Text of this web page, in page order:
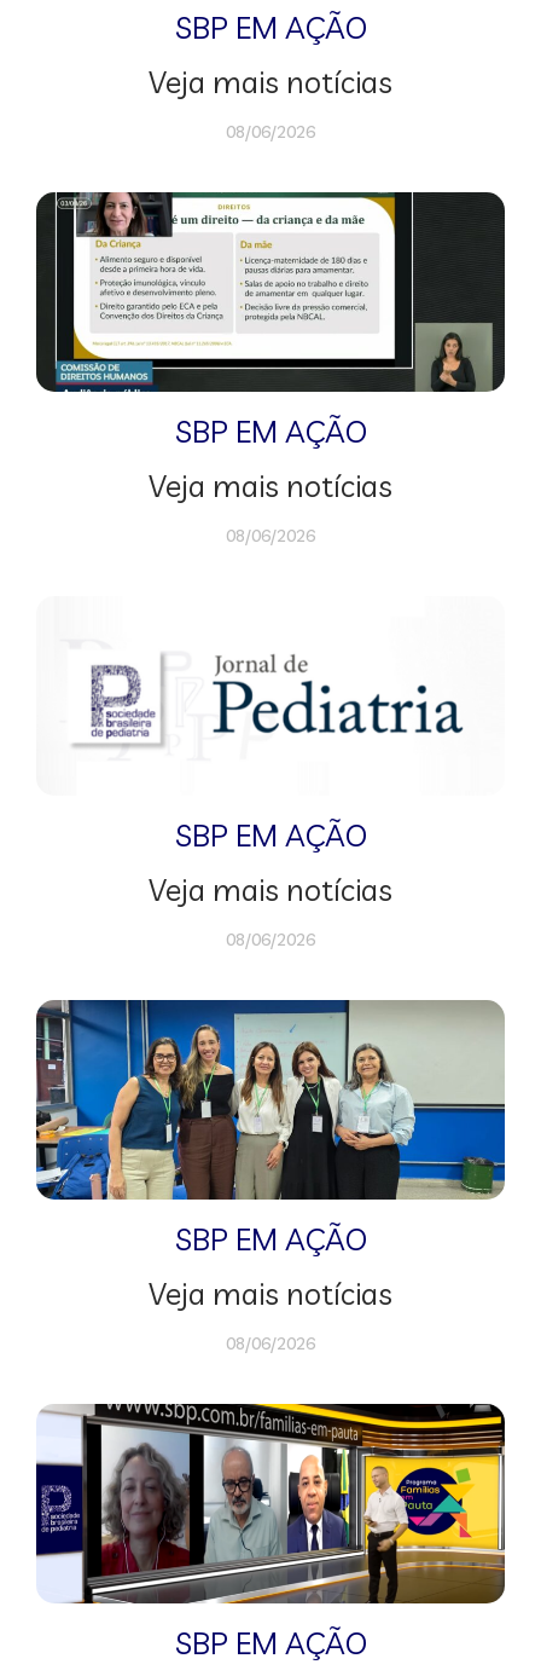
SBP EM AÇÃO
Veja mais notícias
08/06/2026
SBP EM AÇÃO
Veja mais notícias
08/06/2026
SBP EM AÇÃO
Veja mais notícias
08/06/2026
SBP EM AÇÃO
Veja mais notícias
08/06/2026
SBP EM AÇÃO